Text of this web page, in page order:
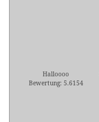
Halloooo
Bewertung: 5.6154